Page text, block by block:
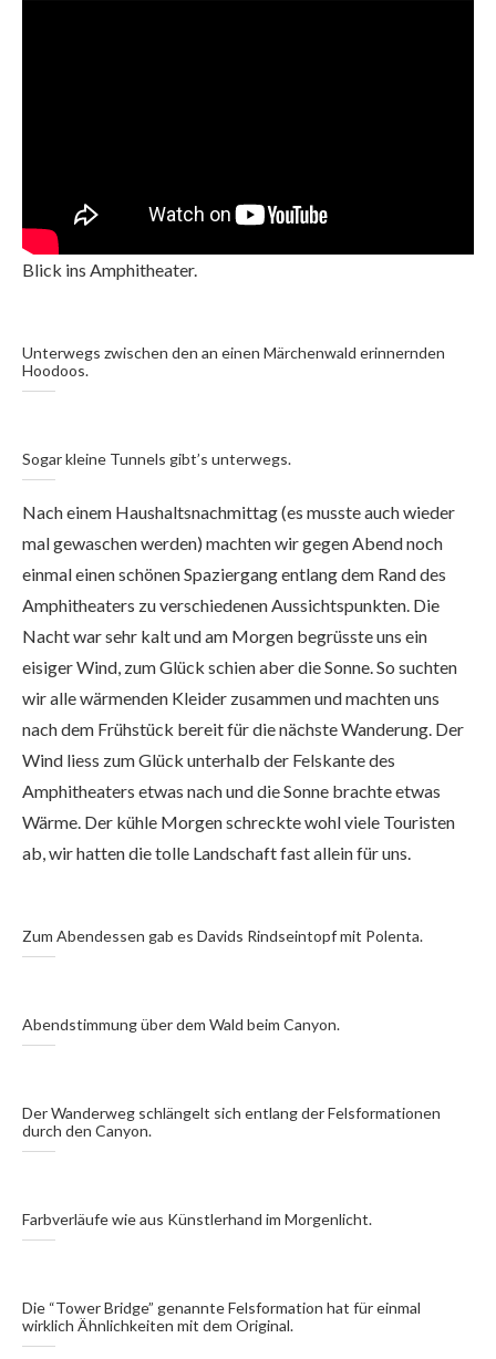
Blick ins Amphitheater.
Unterwegs zwischen den an einen Märchenwald erinnernden
Hoodoos.
Sogar kleine Tunnels gibt’s unterwegs.
Nach einem Haushaltsnachmittag (es musste auch wieder
mal gewaschen werden) machten wir gegen Abend noch
einmal einen schönen Spaziergang entlang dem Rand des
Amphitheaters zu verschiedenen Aussichtspunkten. Die
Nacht war sehr kalt und am Morgen begrüsste uns ein
eisiger Wind, zum Glück schien aber die Sonne. So suchten
wir alle wärmenden Kleider zusammen und machten uns
nach dem Frühstück bereit für die nächste Wanderung. Der
Wind liess zum Glück unterhalb der Felskante des
Amphitheaters etwas nach und die Sonne brachte etwas
Wärme. Der kühle Morgen schreckte wohl viele Touristen
ab, wir hatten die tolle Landschaft fast allein für uns.
Zum Abendessen gab es Davids Rindseintopf mit Polenta.
Abendstimmung über dem Wald beim Canyon.
Der Wanderweg schlängelt sich entlang der Felsformationen
durch den Canyon.
Farbverläufe wie aus Künstlerhand im Morgenlicht.
Die “Tower Bridge” genannte Felsformation hat für einmal
wirklich Ähnlichkeiten mit dem Original.